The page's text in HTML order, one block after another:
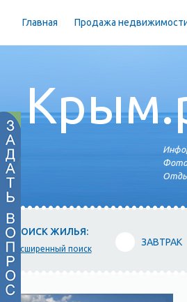
Главная Продажа
ПОИСК ЖИЛЬЯ:
расширенный поиск
ЗАВТРАК